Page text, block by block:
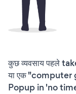
कुछ व्यवसाय पहले
या एक "computer
Popup in 'no time'